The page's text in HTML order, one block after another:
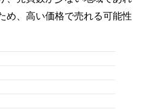
め、高い価格で売れる可能性